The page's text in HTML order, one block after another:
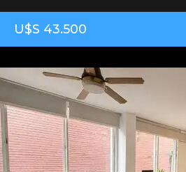
U$S 43.500